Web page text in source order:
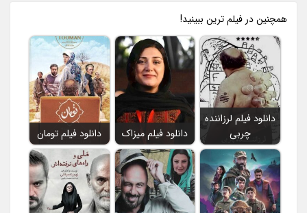
همچنين در فيلم ترين ببينيد!
دانلود فیلم لرزاننده
چربی
دانلود فیلم میزاک دانلود فیلم تومان